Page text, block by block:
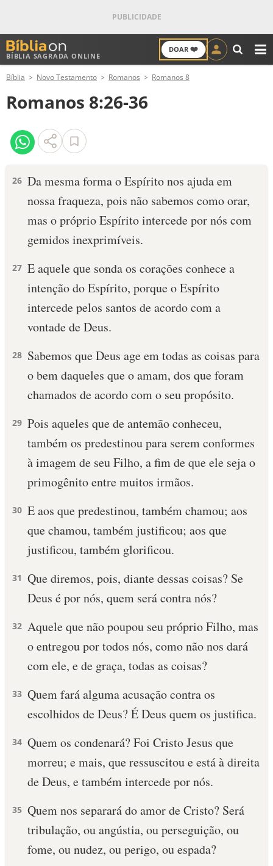
BÍBLIA SAGRADA ONLINE
DOAR ❤️
ANTIGO TESTAMENTO
NOVO TESTAMENTO
VERSÍCULOS
PALAVRA DO DIA
SALMO DO DIA
DEVOCIONAL DIÁRIO
10 MANDAMENTOS
ESTUDOS BÍBLICOS
ESBOÇOS DE PREGAÇÃO
TEMAS
PERGUNTE À BÍBLIA IA
QUEM SOMOS
LOJA BÍBLIAON
Bíblia Novo Testamento Romanos Romanos 8
Romanos 8:26-36
26 Da mesma forma o Espírito nos ajuda em
nossa fraqueza, pois não sabemos como orar,
mas o próprio Espírito intercede por nós com
gemidos inexprimíveis.
27 E aquele que sonda os corações conhece a
intenção do Espírito, porque o Espírito
intercede pelos santos de acordo com a
vontade de Deus.
28 Sabemos que Deus age em todas as coisas para
o bem daqueles que o amam, dos que foram
chamados de acordo com o seu propósito.
29 Pois aqueles que de antemão conheceu,
também os predestinou para serem conformes
à imagem de seu Filho, a fim de que ele seja o
primogênito entre muitos irmãos.
30 E aos que predestinou, também chamou; aos
que chamou, também justificou; aos que
justificou, também glorificou.
31 Que diremos, pois, diante dessas coisas? Se
Deus é por nós, quem será contra nós?
32 Aquele que não poupou seu próprio Filho, mas
o entregou por todos nós, como não nos dará
com ele, e de graça, todas as coisas?
33 Quem fará alguma acusação contra os
escolhidos de Deus? É Deus quem os justifica.
34 Quem os condenará? Foi Cristo Jesus que
morreu; e mais, que ressuscitou e está à direita
de Deus, e também intercede por nós.
35 Quem nos separará do amor de Cristo? Será
tribulação, ou angústia, ou perseguição, ou
fome, ou nudez, ou perigo, ou espada?